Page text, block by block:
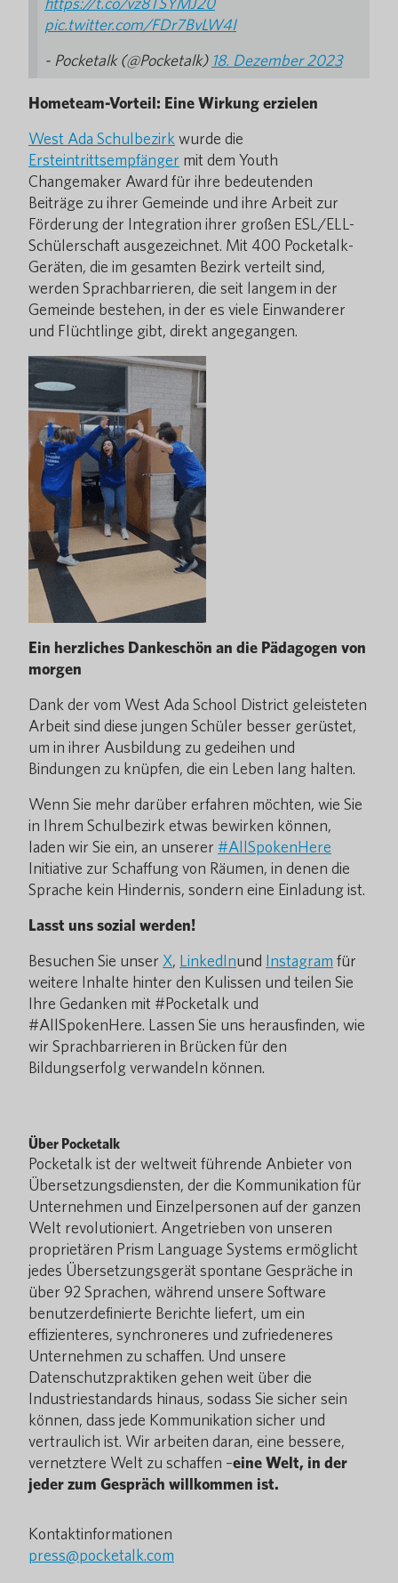
pic.twitter.com/FDr7BvLW4I
- Pocketalk (@Pocketalk) 18. Dezember 2023
Hometeam-Vorteil: Eine Wirkung erzielen
West Ada Schulbezirk wurde die
Ersteintrittsempfänger mit dem Youth
Changemaker Award für ihre bedeutenden
Beiträge zu ihrer Gemeinde und ihre Arbeit zur
Förderung der Integration ihrer großen ESL/ELL-
Schülerschaft ausgezeichnet. Mit 400 Pocketalk-
Geräten, die im gesamten Bezirk verteilt sind,
werden Sprachbarrieren, die seit langem in der
Gemeinde bestehen, in der es viele Einwanderer
und Flüchtlinge gibt, direkt angegangen.
Ein herzliches Dankeschön an die Pädagogen von
morgen
Dank der vom West Ada School District geleisteten
Arbeit sind diese jungen Schüler besser gerüstet,
um in ihrer Ausbildung zu gedeihen und
Bindungen zu knüpfen, die ein Leben lang halten.
Wenn Sie mehr darüber erfahren möchten, wie Sie
in Ihrem Schulbezirk etwas bewirken können,
laden wir Sie ein, an unserer #AllSpokenHere
Initiative zur Schaffung von Räumen, in denen die
Sprache kein Hindernis, sondern eine Einladung ist.
Lasst uns sozial werden!
Besuchen Sie unser X, LinkedInund Instagram für
weitere Inhalte hinter den Kulissen und teilen Sie
Ihre Gedanken mit #Pocketalk und
#AllSpokenHere. Lassen Sie uns herausfinden, wie
wir Sprachbarrieren in Brücken für den
Bildungserfolg verwandeln können.
Über Pocketalk
Pocketalk ist der weltweit führende Anbieter von
Übersetzungsdiensten, der die Kommunikation für
Unternehmen und Einzelpersonen auf der ganzen
Welt revolutioniert. Angetrieben von unseren
proprietären Prism Language Systems ermöglicht
jedes Übersetzungsgerät spontane Gespräche in
über 92 Sprachen, während unsere Software
benutzerdefinierte Berichte liefert, um ein
effizienteres, synchroneres und zufriedeneres
Unternehmen zu schaffen. Und unsere
Datenschutzpraktiken gehen weit über die
Industriestandards hinaus, sodass Sie sicher sein
können, dass jede Kommunikation sicher und
vertraulich ist. Wir arbeiten daran, eine bessere,
vernetztere Welt zu schaffen –eine Welt, in der
jeder zum Gespräch willkommen ist.
Kontaktinformationen
press@pocketalk.com